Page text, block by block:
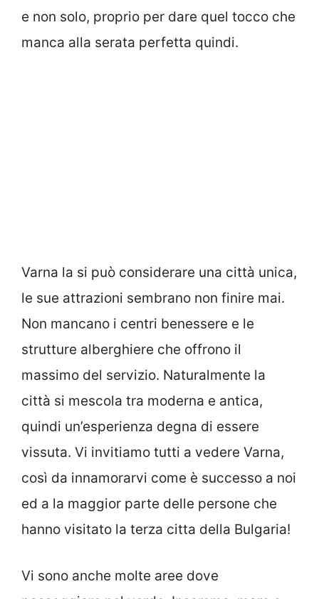
e non solo, proprio per dare quel tocco che
manca alla serata perfetta quindi.
Varna la si può considerare una città unica,
le sue attrazioni sembrano non finire mai.
Non mancano i centri benessere e le
strutture alberghiere che offrono il
massimo del servizio. Naturalmente la
città si mescola tra moderna e antica,
quindi un’esperienza degna di essere
vissuta. Vi invitiamo tutti a vedere Varna,
così da innamorarvi come è successo a noi
ed a la maggior parte delle persone che
hanno visitato la terza citta della Bulgaria!
Vi sono anche molte aree dove